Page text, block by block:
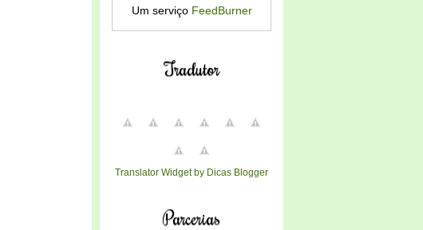
Um serviço FeedBurner
Tradutor
Translator Widget by Dicas Blogger
Parcerias